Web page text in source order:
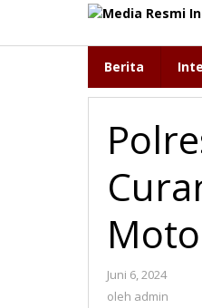
konten
Berita
Juni 6, 2024
oleh admin